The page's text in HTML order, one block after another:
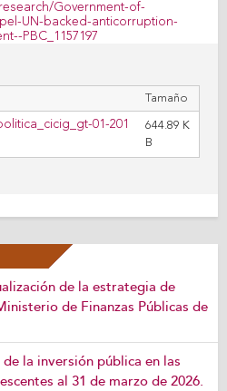
Government-of-
UN-backed-anticorruption-
PBC_1157197
Tamaño
01-201
644.89 K
B
de la estrategia de
de Finanzas Públicas de
la inversión pública en las
al 31 de marzo de 2026.